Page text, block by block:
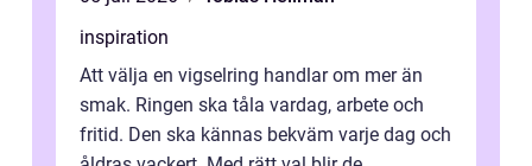
inspiration
Att välja en vigselring handlar om mer än
smak. Ringen ska tåla vardag, arbete och
fritid. Den ska kännas bekväm varje dag och